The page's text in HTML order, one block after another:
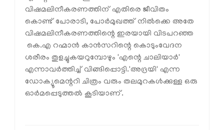
വിഷമലിനീകരണത്തിന് എതിരെ ജീവിതം
കൊണ്ട് പോരാടി, പോർമുഖത്ത് നിൽക്കെ അതേ
വിഷമലിനീകരണത്തിന്റെ ഇരയായി വിടപറഞ്ഞ
കെ.എ റഹ്മാൻ കാൻസറിന്റെ കൊടുംവേദന
ശരീരം തുളച്ചുകയറുമ്പോഴും 'എന്റെ ചാലിയാർ'
എന്നാവർത്തിച്ച് വിങ്ങിപ്പൊട്ടി.'അദ്രയി' എന്ന
ഡോക്യൂമെന്ററി ചിത്രം വരും തലമുറകൾക്കുള്ള ഒരു
ഓർമപ്പെടുത്തൽ കൂടിയാണ്.